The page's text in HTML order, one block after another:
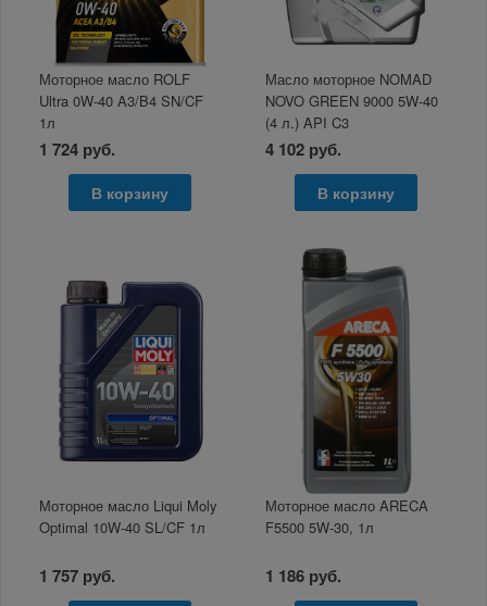
Моторное масло ROLF
Ultra 0W-40 A3/B4 SN/CF
1л
1 724 руб.
В корзину
Масло моторное NOMAD
NOVO GREEN 9000 5W-40
(4 л.) API C3
4 102 руб.
В корзину
Моторное масло Liqui Moly
Optimal 10W-40 SL/CF 1л
1 757 руб.
Моторное масло ARECA
F5500 5W-30, 1л
1 186 руб.